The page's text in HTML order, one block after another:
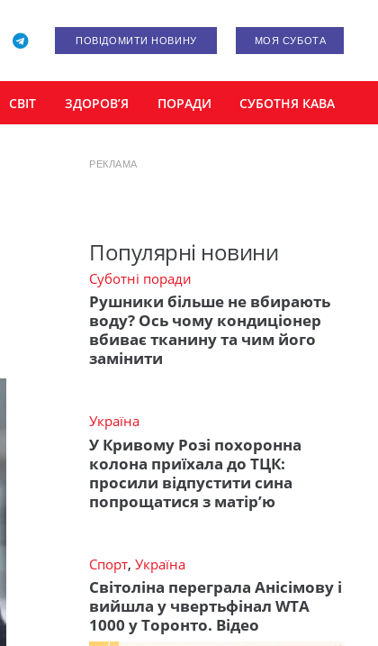
ПОВІДОМИТИ НОВИНУ МОЯ СУБОТА
СВІТ ЗДОРОВ’Я ПОРАДИ СУБОТНЯ КАВА
РЕКЛАМА
Популярні новини
Суботні поради
Рушники більше не вбирають
воду? Ось чому кондиціонер
вбиває тканину та чим його
замінити
Україна
У Кривому Розі похоронна
колона приїхала до ТЦК:
просили відпустити сина
попрощатися з матір’ю
Спорт, Україна
Світоліна переграла Анісімову і
вийшла у чвертьфінал WTA
1000 у Торонто. Відео